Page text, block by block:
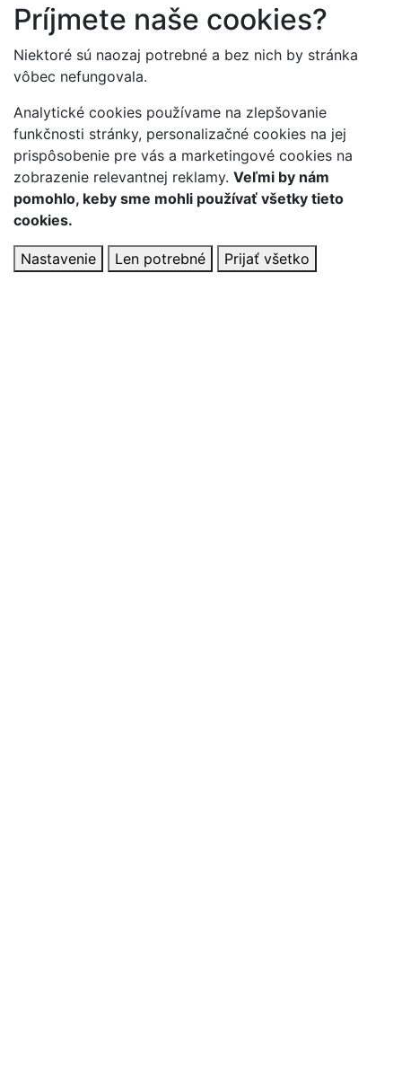
Príjmete naše cookies?
Niektoré sú naozaj potrebné a bez nich by stránka
vôbec nefungovala.
Analytické cookies používame na zlepšovanie
funkčnosti stránky, personalizačné cookies na jej
prispôsobenie pre vás a marketingové cookies na
zobrazenie relevantnej reklamy. Veľmi by nám
pomohlo, keby sme mohli používať všetky tieto
cookies.
Nastavenie Len potrebné Prijať všetko